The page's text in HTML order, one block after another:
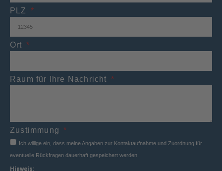
PLZ
Ort
Raum für Ihre Nachricht
Zustimmung
Ich willige ein, dass meine Angaben zur Kontaktaufnahme und Zuordnung für
eventuelle Rückfragen dauerhaft gespeichert werden.
Hinweis: